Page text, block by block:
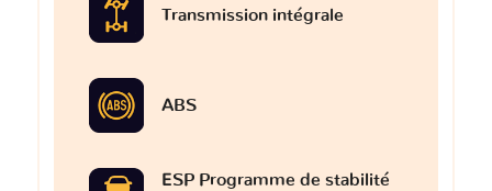
Transmission intégrale
ABS
ESP Programme de stabilité